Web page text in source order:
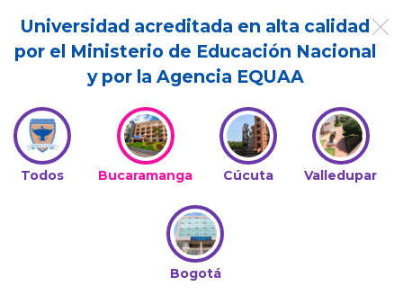
Universidad acreditada en alta calidad
por el Ministerio de Educación Nacional
y por la Agencia EQUAA
Todos Bucaramanga Cúcuta Valledupar
Bogotá